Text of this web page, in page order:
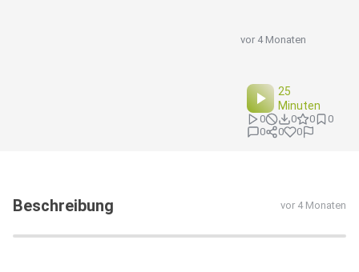
vor 4 Monaten
25
Minuten
0 0 0
0
0
0 0
Beschreibung vor 4 Monaten